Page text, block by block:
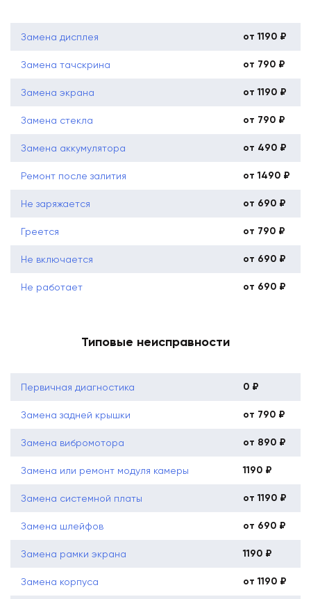
Замена дисплея от 1190 ₽
Замена тачскрина от 790 ₽
Замена экрана от 1190 ₽
Замена стекла от 790 ₽
Замена аккумулятора от 490 ₽
Ремонт после залития от 1490 ₽
Не заряжается от 690 ₽
Греется от 790 ₽
Не включается от 690 ₽
Не работает от 690 ₽
Типовые неисправности
Первичная диагностика 0 ₽
Замена задней крышки от 790 ₽
Замена вибромотора от 890 ₽
Замена или ремонт модуля камеры 1190 ₽
Замена системной платы от 1190 ₽
Замена шлейфов от 690 ₽
Замена рамки экрана 1190 ₽
Замена корпуса от 1190 ₽